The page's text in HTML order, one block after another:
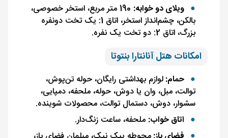
ویلای دو خوابه:
190 متر مربع، استخر خصوصی،
بالکن، چشم‌انداز استخر، اتاق 1: یک تخت دونفره
بزرگ، اتاق 2: دو تخت یک نفره.
امکانات هتل آنانتارا بنتوتا
حمام:لوازم بهداشتی رایگان، حوله تن‌پوش،
توالت، مبل، وان یا دوش، حوله، ملحفه، دمپایی،
سشوار، دوش، دستمال توالت، محصولات شوینده.
اتاق خواب: ملحفه، ساعت زنگ‌دار.